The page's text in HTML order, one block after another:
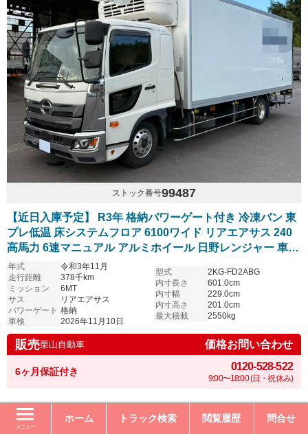
メニュー
ホーム トラック検索 閲覧履歴 問合せ
ストック番号99487
【近日入庫予定】 R3年 格納パワーゲート付き 冷凍バン 東
プレ低温 床システムフロア 6100ワイド リアエアサス 240
高馬力 6速マニュアル アルミホイール 日野レンジャー 車検
付き
年式
令和3年11月
走行距離
378千km
ミッション
6MT
サス
リアエアサス
パワーゲート 格納
車検
2026年11月10日
型式
2KG-FD2ABG
内寸長さ
601.0cm
内寸幅
229.0cm
内寸高さ
201.0cm
最大積載
2550kg
販売栗山自動車 価格お問い合わせ
6ヶ月保証付き 0120-528-522
9:00〜18:00 (日・祝休み)